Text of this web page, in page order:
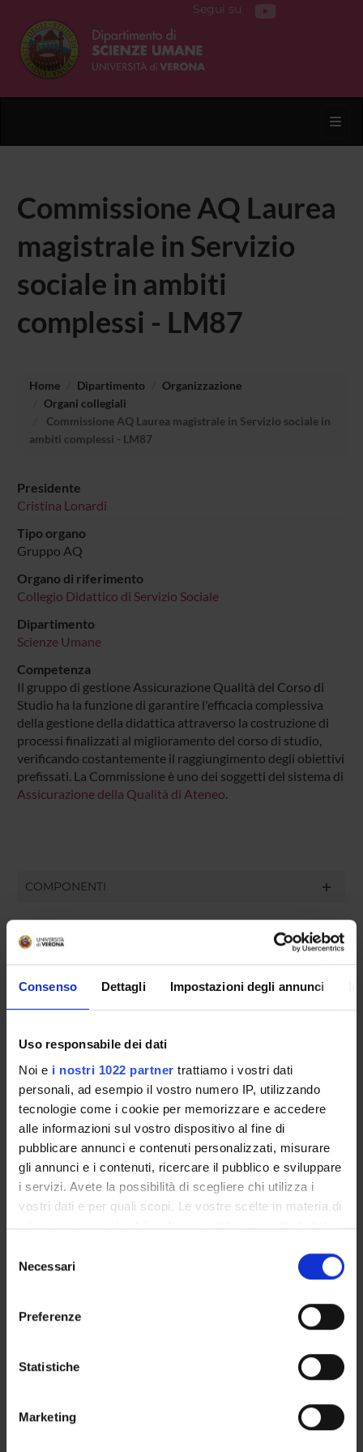
Consenso Dettagli Impostazioni degli annunci
Uso responsabile dei dati
Noi e i nostri 1022 partner trattiamo i vostri dati
personali, ad esempio il vostro numero IP, utilizzando
tecnologie come i cookie per memorizzare e accedere
alle informazioni sul vostro dispositivo al fine di
pubblicare annunci e contenuti personalizzati, misurare
gli annunci e i contenuti, ricercare il pubblico e sviluppare
i servizi. Avete la possibilità di scegliere chi utilizza i
vostri dati e per quali scopi. Le vostre scelte in materia di
privacy sono applicabili solo su questa proprietà digitale
modificare o revocare il proprio consenso in qualsiasi
momento dalla Dichiarazione sui cookie o facendo clic
raccogliere informazioni sulla tua posizione
geografica, con un'approssimazione di qualche
Identificare il tuo dispositivo, scansionandolo
delNecessari
Preferenze
Statistiche
Marketing
Segui su
Commissione AQ Laurea
magistrale in Servizio
sociale in ambiti
complessi - LM87
Home Dipartimento
Organizzazione
Organi collegiali
Commissione AQ Laurea magistrale in Servizio sociale in
ambiti complessi - LM87
Presidente
Cristina Lonardi
Tipo organo
Gruppo AQ
Organo di riferimento
Collegio Didattico di Servizio Sociale
Dipartimento
Scienze Umane
Competenza
Il gruppo di gestione Assicurazione Qualità del Corso di
Studio ha la funzione di garantire l'efficacia complessiva
della gestione della didattica attraverso la costruzione di
processi finalizzati al miglioramento del corso di studio,
verificando costantemente il raggiungimento degli obiettivi
prefissati. La Commissione è uno dei soggetti del sistema di
Assicurazione della Qualità di Ateneo.
COMPONENTI
Matteo Centonze
Componente
Presidente
Sandro Stanzani
SEDUTE E VERBALI
ORGANIZZAZIONE
GOVERNANCE
SERVIZI DI SEGRETERIA STUDENTI
STRUTTURE DEL DIPARTIMENTO